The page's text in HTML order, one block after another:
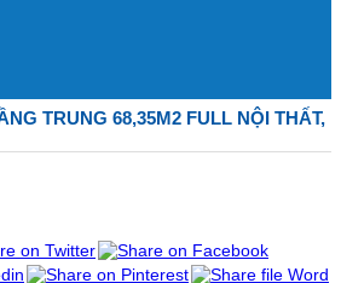
TRUNG 68,35M2 FULL NỘI THẤT,